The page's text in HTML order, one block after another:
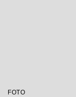
FOTO